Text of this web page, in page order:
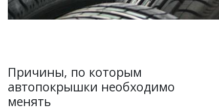
Причины, по которым
автопокрышки необходимо
менять